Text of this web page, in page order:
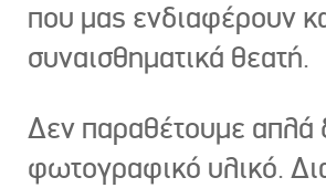
που μας ενδιαφέρουν
συναισθηματικά θεατή.
Δεν παραθέτουμε απλά
φωτογραφικό υλικό.